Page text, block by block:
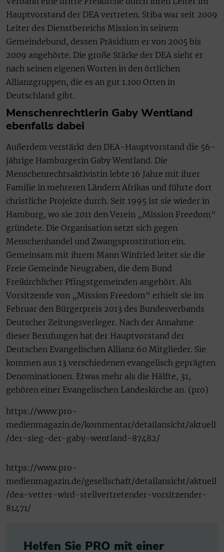
Hauptvorstand der DEA vertreten. Stiba war seit 2009
Leiter des Dienstbereichs Mission in seinem
Gemeindebund, dessen Präsidium er von 2005 bis
2009 angehörte. Die große Stärke der DEA sieht er
nach seinen eigenen Worten in den örtlichen
Allianzgruppen, die es an gut 1.100 Orten in
Deutschland gibt.
Menschenrechtlerin Gaby Wentland
ebenfalls dabei
Außerdem verstärkt den DEA-Hauptvorstand die 56-
jährige Hamburgerin Gaby Wentland. Die
Menschenrechtsaktivistin lebte 16 Jahre mit ihrer
Familie in mehreren Ländern Afrikas und führte dort
christliche Projekte durch. Seit 1995 ist sie wieder in
Hamburg, wo sie 2011 den Verein „Mission Freedom“
gründete. Die Organisation setzt sich gegen
Menschenhandel und Zwangsprostitution ein.
Gemeinsam mit ihrem Mann Winfried leitet sie die
Freie Gemeinde Neugraben, die dem Bund
Freikirchlicher Pfingstgemeinden angehört. Als
Vorsitzende von „Mission Freedom“ erhielt sie im
Februar den Bürgerpreis 2013 des Bundesverbands
Deutscher Zeitungsverleger. Nach der Annahme
dieser Berufungen hat der Hauptvorstand der
Deutschen Evangelischen Allianz 60 Mitglieder. Sie
kommen aus 13 verschiedenen evangelisch geprägten
Denominationen. Etwas mehr als die Hälfte, 31,
gehören einer Evangelischen Landeskirche an. (pro)
https://www.pro-
medienmagazin.de/kommentar/detailansicht/aktuell
/der-sieg-der-gaby-wentland-87482/
https://www.pro-
medienmagazin.de/gesellschaft/detailansicht/aktuell
/dea-vetter-wird-stellvertretender-vorsitzender-
81471/
Helfen Sie PRO mit einer